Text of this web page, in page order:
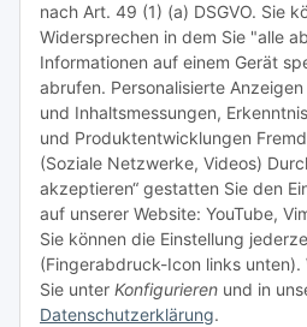
Tipps & Tricks rund um Sublimation
TiDis Videos auf Youtube
Nachfüllpreise für
Refillservice Patronen verpacken
TiDis Druckerwerkstatt
TiDis PC & Notebookwerkstatt
TiDis eScooter Werkstatt
nach Art. 49 (1) (a) DSGVO. Sie
Widersprechen in dem Sie "alle
Informationen auf einem Gerät
abrufen. Personalisierte
und Inhaltsmessungen,
und Produktentwicklungen
(Soziale Netzwerke, Videos)
akzeptieren“ gestatten Sie den
auf unserer Website: YouTube,
Sie können die Einstellung
(Fingerabdruck-Icon links unten).
Sie unter Konfigurieren und in
Datenschutzerklärung.